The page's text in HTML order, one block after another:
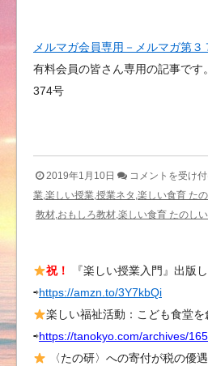
メルマガ会員専用－メルマガ第３
有料会員の皆さん専用の記事で
374号
2019年1月10日
た
の
し
優
し
い
た
コメントを受け
業,楽しい授業,授業ネタ,楽しい食育 た
教材,おもしろ教材,楽しい食育 たのし
祝！
『楽しい授業入門』出版
⇨https://amzn.to/3Y7kbQi
楽しい福祉活動：こども食堂
⇨https://tanokyo.com/archives/
〈たの研〉への寄付が税の優